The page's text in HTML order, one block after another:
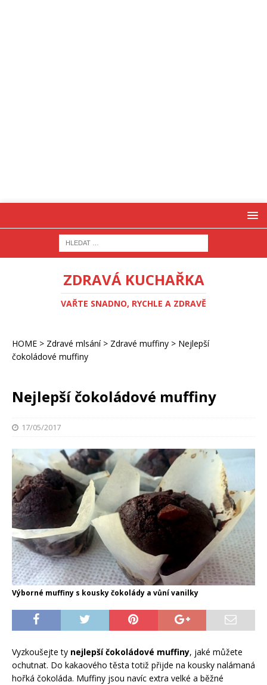
ZDRAVÁ KUCHAŘKA
VAŘTE SNADNO, RYCHLE A ZDRAVĚ
HOME > Zdravé mlsání> Zdravé muffiny > Nejlepší
čokoládové muffiny
Nejlepší čokoládové muffiny
17/05/2017
Výborné muffiny s kousky čokolády a vůní vanilky
Vyzkoušejte ty nejlepší čokoládové muffiny, jaké můžete
ochutnat. Do kakaového těsta totiž přijde na kousky nalámaná
hořká čokoláda. Muffiny jsou navíc extra velké a běžné